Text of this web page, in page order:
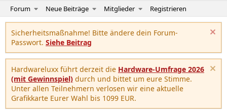
Forum Neue Beiträge Mitglieder Registrieren
Sicherheitsmaßnahme! Bitte ändere dein Forum-
Passwort. Siehe Beitrag
Hardwareluxx führt derzeit die Hardware-Umfrage 2026
(mit Gewinnspiel) durch und bittet um eure Stimme.
Unter allen Teilnehmern verlosen wir eine aktuelle
Grafikkarte Eurer Wahl bis 1099 EUR.